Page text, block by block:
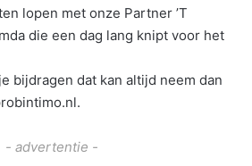
lopen met onze Partner ’T
die een dag lang knipt voor het
bijdragen dat kan altijd neem dan
- advertentie -